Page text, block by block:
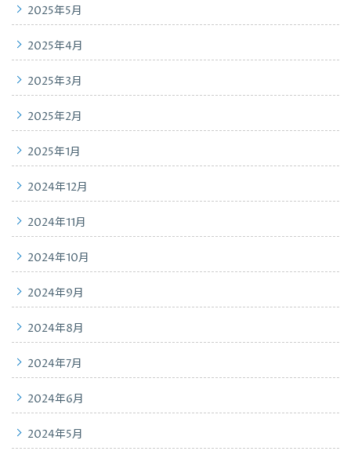
2025年5月
2025年4月
2025年3月
2025年2月
2025年1月
2024年12月
2024年11月
2024年10月
2024年9月
2024年8月
2024年7月
2024年6月
2024年5月